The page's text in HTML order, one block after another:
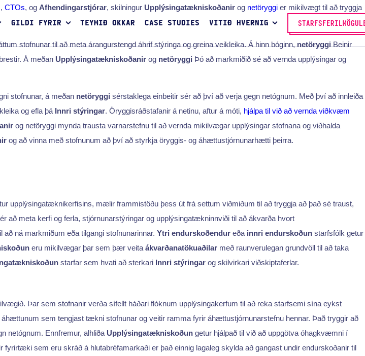
GILDI FYRIR TEYMIÐ OKKAR CASE STUDIES VITIÐ HVERNIG
CTOs, og Afhendingarstjórar, skilningur Upplýsingatækniskoðanir og netöryggi er mikilvægt til að tryggja
stofnunar til að meta árangurstengd áhrif stýringa og greina veikleika. Á hinn bóginn,netöryggiBeinir
brestir. Á meðan Upplýsingatækniskoðanir og netöryggi Þó að markmiðið sé að vernda upplýsingar og
stofnunar, á meðan netöryggi sérstaklega einbeitir sér að því að verja gegn netógnum. Með því að innleiða
og efla þá Innri stýringar. Öryggisráðstafanir á netinu, aftur á móti, hjálpa til við að vernda viðkvæm
og netöryggi mynda trausta varnarstefnu til að vernda mikilvægar upplýsingar stofnana og viðhalda
og að vinna með stofnunum að því að styrkja öryggis- og áhættustjórnunarhætti þeirra.
upplýsingatæknikerfisins, mælir frammistöðu þess út frá settum viðmiðum til að tryggja að það sé traust,
að meta kerfi og ferla, stjórnunarstýringar og upplýsingatækninnviði til að ákvarða hvort
ná markmiðum eða tilgangi stofnunarinnar. Ytri endurskoðendur eða innri endurskoðun starfsfólk getur
eru mikilvægar þar sem þær veita ákvarðanatökuaðilar með raunverulegan grundvöll til að taka
starfar sem hvati að sterkari Innri stýringar og skilvirkari viðskiptaferlar.
Þar sem stofnanir verða sífellt háðari flóknum upplýsingakerfum til að reka starfsemi sína eykst
sem tengjast tækni stofnunar og veitir ramma fyrir áhættustjórnunarstefnu hennar. Það tryggir að
netógnum. Ennfremur, alhliða Upplýsingatækniskoðun getur hjálpað til við að uppgötva óhagkvæmni í
sem eru skráð á hlutabréfamarkaði er það einnig lagaleg skylda að gangast undir endurskoðanir til